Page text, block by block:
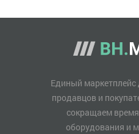
Единый маркетплейс
продавцов и
сокращаем
оборудования и